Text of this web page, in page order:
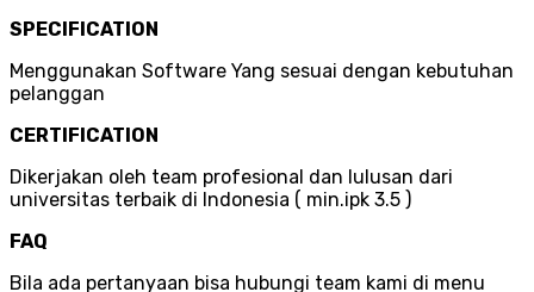
SPECIFICATION
Menggunakan Software Yang sesuai dengan kebutuhan
pelanggan
CERTIFICATION
Dikerjakan oleh team profesional dan lulusan dari
universitas terbaik di Indonesia ( min.ipk 3.5 )
FAQ
Bila ada pertanyaan bisa hubungi team kami di menu